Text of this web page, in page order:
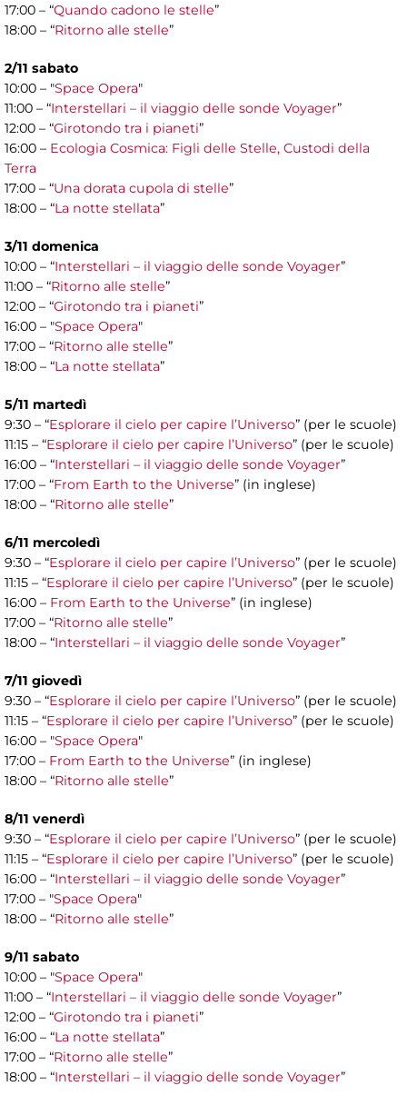
17:00 – “Quando cadono le stelle”
18:00 – “Ritorno alle stelle”
2/11 sabato
10:00 – "Space Opera"
11:00 – “Interstellari – il viaggio delle sonde Voyager”
12:00 – “Girotondo tra i pianeti”
16:00 – Ecologia Cosmica: Figli delle Stelle, Custodi della
Terra
17:00 – “Una dorata cupola di stelle”
18:00 – “La notte stellata”
3/11 domenica
10:00 – “Interstellari – il viaggio delle sonde Voyager”
11:00 – “Ritorno alle stelle”
12:00 – “Girotondo tra i pianeti”
16:00 – "Space Opera"
17:00 – “Ritorno alle stelle”
18:00 – “La notte stellata”
5/11 martedì
9:30 – “Esplorare il cielo per capire l’Universo” (per le scuole)
11:15 – “Esplorare il cielo per capire l’Universo” (per le scuole)
16:00 – “Interstellari – il viaggio delle sonde Voyager”
17:00 – “From Earth to the Universe” (in inglese)
18:00 – “Ritorno alle stelle”
6/11 mercoledì
9:30 – “Esplorare il cielo per capire l’Universo” (per le scuole)
11:15 – “Esplorare il cielo per capire l’Universo” (per le scuole)
16:00 – From Earth to the Universe” (in inglese)
17:00 – “Ritorno alle stelle”
18:00 – “Interstellari – il viaggio delle sonde Voyager”
7/11 giovedì
9:30 – “Esplorare il cielo per capire l’Universo” (per le scuole)
11:15 – “Esplorare il cielo per capire l’Universo” (per le scuole)
16:00 – "Space Opera"
17:00 – From Earth to the Universe” (in inglese)
18:00 – “Ritorno alle stelle”
8/11 venerdì
9:30 – “Esplorare il cielo per capire l’Universo” (per le scuole)
11:15 – “Esplorare il cielo per capire l’Universo” (per le scuole)
16:00 – “Interstellari – il viaggio delle sonde Voyager”
17:00 – "Space Opera"
18:00 – “Ritorno alle stelle”
9/11 sabato
10:00 – "Space Opera"
11:00 – “Interstellari – il viaggio delle sonde Voyager”
12:00 – “Girotondo tra i pianeti”
16:00 – “La notte stellata”
17:00 – “Ritorno alle stelle”
18:00 – “Interstellari – il viaggio delle sonde Voyager”